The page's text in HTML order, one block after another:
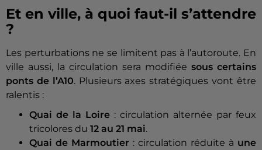
Et en ville, à quoi faut-il s’attendre
?
Les perturbations ne se limitent pas à l’autoroute. En
ville aussi, la circulation sera modifiée sous certains
ponts de l’A10. Plusieurs axes stratégiques vont être
ralentis :
Quai de la Loire : circulation alternée par feux
tricolores du 12 au 21 mai.
Quai de Marmoutier : circulation réduite à une